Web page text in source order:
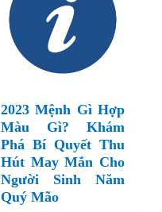
2023 Mệnh Gì Hợp
Màu Gì? Khám
Phá Bí Quyết Thu
Hút May Mắn Cho
Người Sinh Năm
Quý Mão